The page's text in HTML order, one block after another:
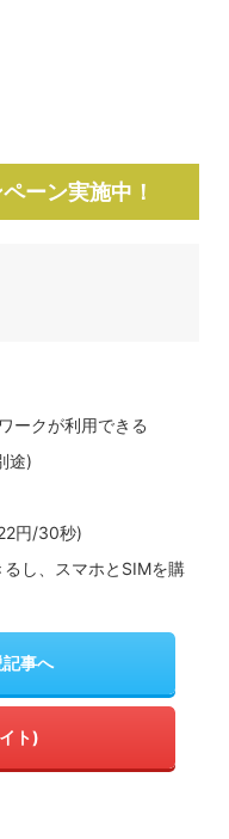
ーン実施中！
ークが利用できる
途)
円/30秒)
し、スマホとSIMを購
事へ
ト)